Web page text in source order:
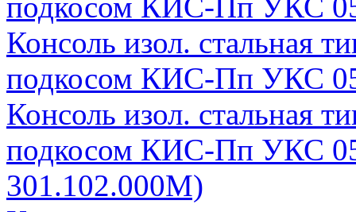
Консоль изол. стальная
подкосом КИС-Пп УКС
Консоль изол. стальная
подкосом КИС-Пп УКС
301.102.000М)